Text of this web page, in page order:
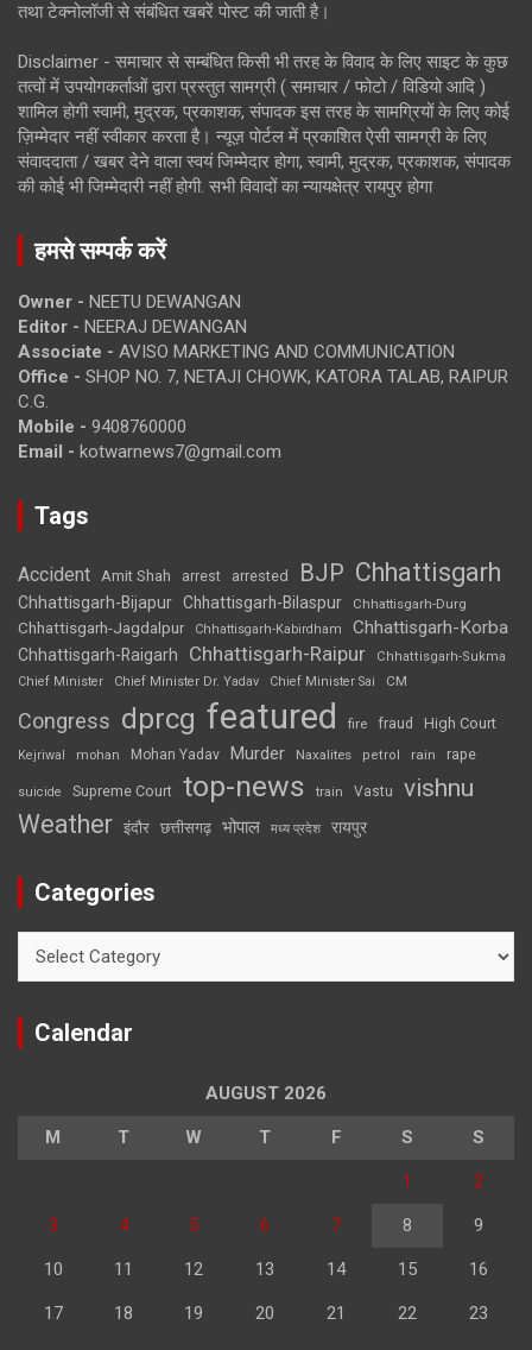
तथा टेक्नोलॉजी से संबंधित खबरें पोस्ट की जाती है।
Disclaimer - समाचार से सम्बंधित किसी भी तरह के विवाद के लिए साइट के कुछ
तत्वों में उपयोगकर्ताओं द्वारा प्रस्तुत सामग्री ( समाचार / फोटो / विडियो आदि )
शामिल होगी स्वामी, मुद्रक, प्रकाशक, संपादक इस तरह के सामग्रियों के लिए कोई
ज़िम्मेदार नहीं स्वीकार करता है। न्यूज़ पोर्टल में प्रकाशित ऐसी सामग्री के लिए
संवाददाता / खबर देने वाला स्वयं जिम्मेदार होगा, स्वामी, मुद्रक, प्रकाशक, संपादक
की कोई भी जिम्मेदारी नहीं होगी. सभी विवादों का न्यायक्षेत्र रायपुर होगा
हमसे सम्पर्क करें
Owner - NEETU DEWANGAN
Editor - NEERAJ DEWANGAN
Associate - AVISO MARKETING AND COMMUNICATION
Office - SHOP NO. 7, NETAJI CHOWK, KATORA TALAB, RAIPUR
C.G.
Mobile - 9408760000
Email - kotwarnews7@gmail.com
Tags
Accident Amit Shah arrest arrested BJP Chhattisgarh
Chhattisgarh-Bijapur Chhattisgarh-Bilaspur Chhattisgarh-Durg
Chhattisgarh-Jagdalpur Chhattisgarh-Kabirdham Chhattisgarh-Korba
Chhattisgarh-Raigarh Chhattisgarh-Raipur
Chhattisgarh-Sukma
Chief Minister
Chief Minister Dr. Yadav Chief Minister Sai CM
Congress dprcg featured fire fraud High Court
Kejriwal mohan Mohan Yadav Murder Naxalites petrol rain rape
suicide Supreme Court top-news train Vastu vishnu
Weather इंदौर छत्तीसगढ़ भोपाल मध्य प्रदेश रायपुर
Categories
Calendar
AUGUST 2026
M T W T F S S
1 2
3 4 5 6 7 8 9
10 11 12 13 14 15 16
17 18 19 20 21 22 23